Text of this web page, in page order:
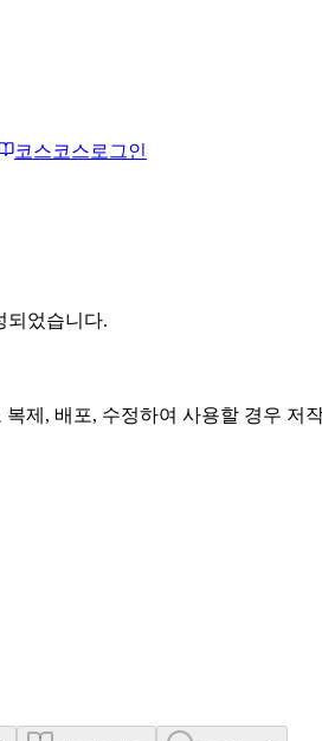
코스코스로그인
되었습니다.
제, 배포, 수정하여 사용할 경우 저